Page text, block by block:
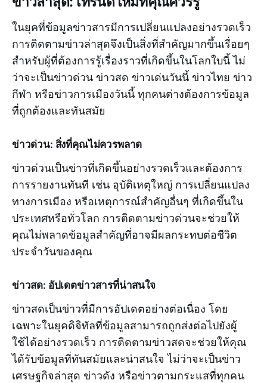
ในยุคที่ข้อมูลข่าวสารมีการเปลี่ยนแปลงอย่างรวดเร็ว
การติดตามข่าวล่าสุดจึงเป็นสิ่งที่สำคัญมากขึ้นเรื่อยๆ
สำหรับผู้ที่ต้องการรู้เรื่องราวที่เกิดขึ้นในโลกใบนี้ ไม่
ว่าจะเป็นข่าวด่วน ข่าวสด ข่าวเด่นวันนี้ ข่าวไทย ข่าว
กีฬา หรือข่าวการเมืองวันนี้ ทุกคนต่างต้องการข้อมูล
ที่ถูกต้องและทันสมัย
ข่าวด่วน: สิ่งที่คุณไม่ควรพลาด
ข่าวด่วนเป็นข่าวที่เกิดขึ้นอย่างรวดเร็วและต้องการ
การรายงานทันที เช่น อุบัติเหตุใหญ่ การเปลี่ยนแปลง
ทางการเมือง หรือเหตุการณ์สำคัญอื่นๆ ที่เกิดขึ้นใน
ประเทศหรือทั่วโลก การติดตามข่าวด่วนจะช่วยให้
คุณไม่พลาดข้อมูลสำคัญที่อาจมีผลกระทบต่อชีวิต
ประจำวันของคุณ
ข่าวสด: อัปเดตข่าวสารที่น่าสนใจ
ข่าวสดเป็นข่าวที่มีการอัปเดตอย่างต่อเนื่อง โดย
เฉพาะในยุคดิจิทัลที่ข้อมูลสามารถถูกส่งต่อไปยังผู้
ใช้ได้อย่างรวดเร็ว การติดตามข่าวสดจะช่วยให้คุณ
ได้รับข้อมูลที่ทันสมัยและน่าสนใจ ไม่ว่าจะเป็นข่าว
เศรษฐกิจล่าสุด ข่าวดัง หรือข่าวตามกระแสที่ทุกคน